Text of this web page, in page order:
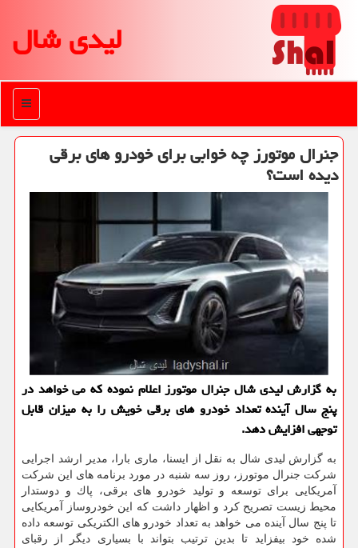
لیدی شال
منو
جنرال موتورز چه خوابی برای خودرو های برقی
دیده است؟
به گزارش لیدی شال جنرال موتورز اعلام نموده كه می خواهد در
پنج سال آینده تعداد خودرو های برقی خویش را به میزان قابل
توجهی افزایش دهد.
به گزارش لیدی شال به نقل از ایسنا، ماری بارا، مدیر ارشد اجرایی
شركت جنرال موتورز، روز سه شنبه در مورد برنامه های این شركت
آمریكایی برای توسعه و تولید خودرو های برقی، پاك و دوستدار
محیط زیست تصریح كرد و اظهار داشت كه این خودروساز آمریكایی
تا پنج سال آینده می خواهد به تعداد خودرو های الكتریكی توسعه داده
شده خود بیفزاید تا بدین ترتیب بتواند با بسیاری دیگر از رقبای